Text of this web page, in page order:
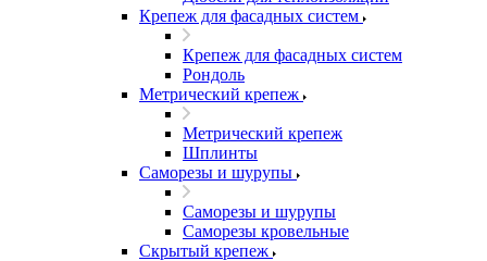
Крепеж для фасадных систем
Крепеж для фасадных систем
Рондоль
Метрический крепеж
Метрический крепеж
Шплинты
Саморезы и шурупы
Саморезы и шурупы
Саморезы кровельные
Скрытый крепеж